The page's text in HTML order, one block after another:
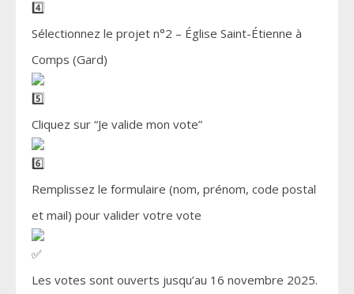
Sélectionnez le projet n°2 – Église Saint-Étienne à
Comps (Gard)
Cliquez sur “Je valide mon vote”
Remplissez le formulaire (nom, prénom, code postal
et mail) pour valider votre vote
Les votes sont ouverts jusqu’au 16 novembre 2025.